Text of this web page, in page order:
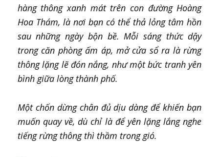
hàng thông xanh mát trên con đường Hoàng
Hoa Thám, là nơi bạn có thể thả lỏng tâm hồn
sau những ngày bộn bề. Mỗi sáng thức dậy
trong căn phòng ấm áp, mở cửa sổ ra là rừng
thông lặng lẽ đón nắng, như một bức tranh yên
bình giữa lòng thành phố.
Một chốn dừng chân đủ dịu dàng để khiến bạn
muốn quay về, dù chỉ là để yên lặng lắng nghe
tiếng rừng thông thì thầm trong gió.